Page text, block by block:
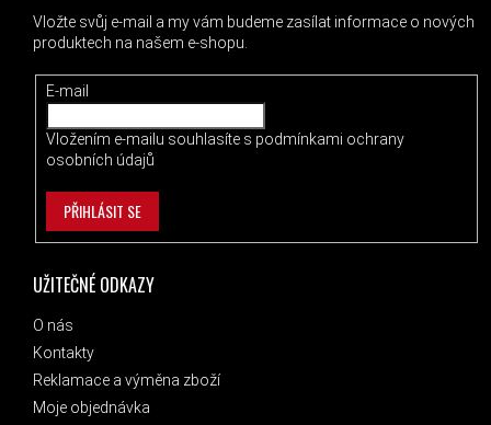
UŽITEČNÉ ODKAZY
O nás
Kontakty
Reklamace a výměna zboží
Moje objednávka
Vložte svůj e-mail a my vám budeme zasílat informace o nových
produktech na našem e-shopu.
E-mail
Vložením e-mailu souhlasíte s podmínkami ochrany
osobních údajů
PŘIHLÁSIT SE